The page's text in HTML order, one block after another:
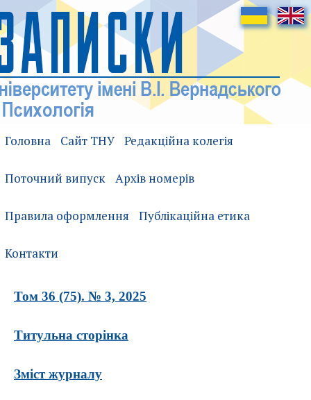
Головна Сайт ТНУ Редакційна колегія
Поточний випуск Архів номерів
Правила оформлення Публікаційна етика
Контакти
Том 36 (75). № 3, 2025
Титульна сторінка
Зміст журналу